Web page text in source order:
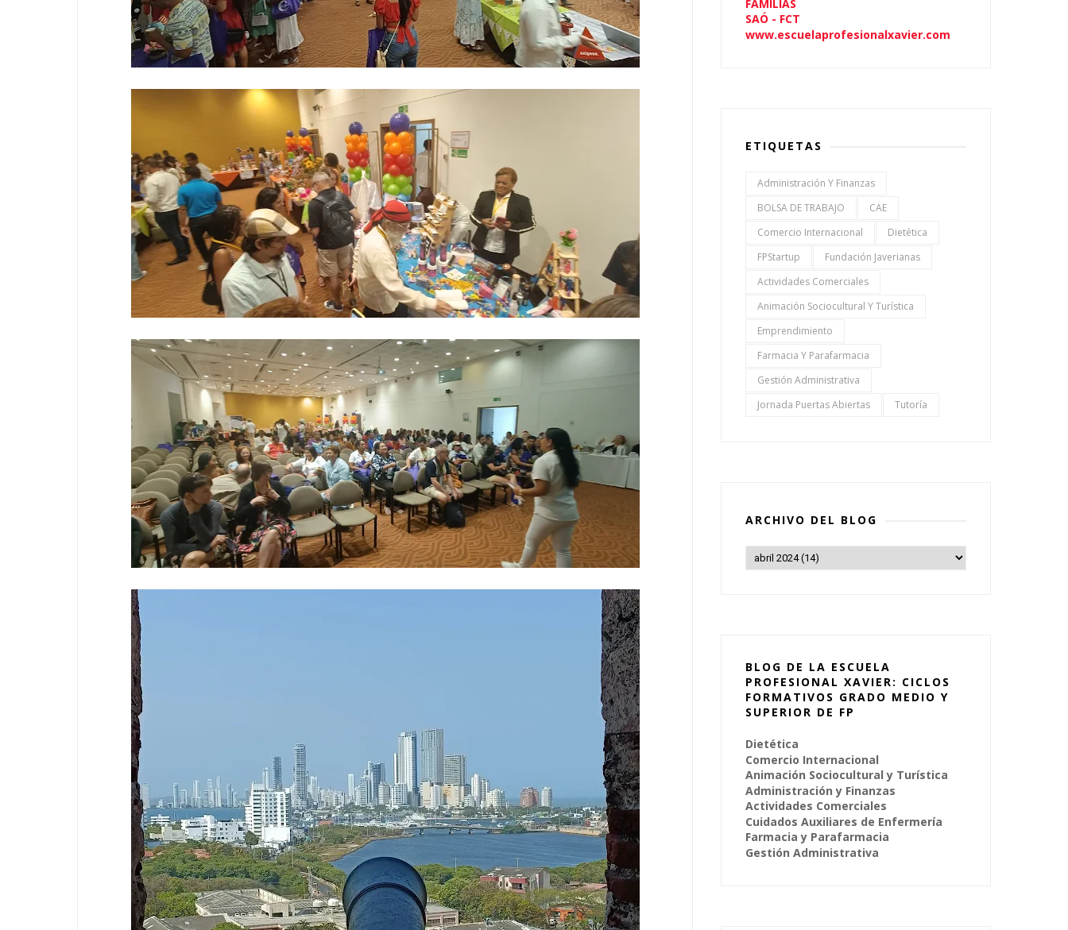
FAMILIAS
SAÓ - FCT
www.escuelaprofesionalxavier.com
ETIQUETAS
Administración Y Finanzas
BOLSA DE TRABAJO
CAE
Comercio Internacional
Dietética
FPStartup
Fundación Javerianas
Actividades Comerciales
Animación Sociocultural Y Turística
Emprendimiento
Farmacia Y Parafarmacia
Gestión Administrativa
Jornada Puertas Abiertas
Tutoría
ARCHIVO DEL BLOG
BLOG DE LA ESCUELA
PROFESIONAL XAVIER: CICLOS
FORMATIVOS GRADO MEDIO Y
SUPERIOR DE FP
Dietética
Comercio Internacional
Animación Sociocultural y Turística
Administración y Finanzas
Actividades Comerciales
Cuidados Auxiliares de Enfermería
Farmacia y Parafarmacia
Gestión Administrativa